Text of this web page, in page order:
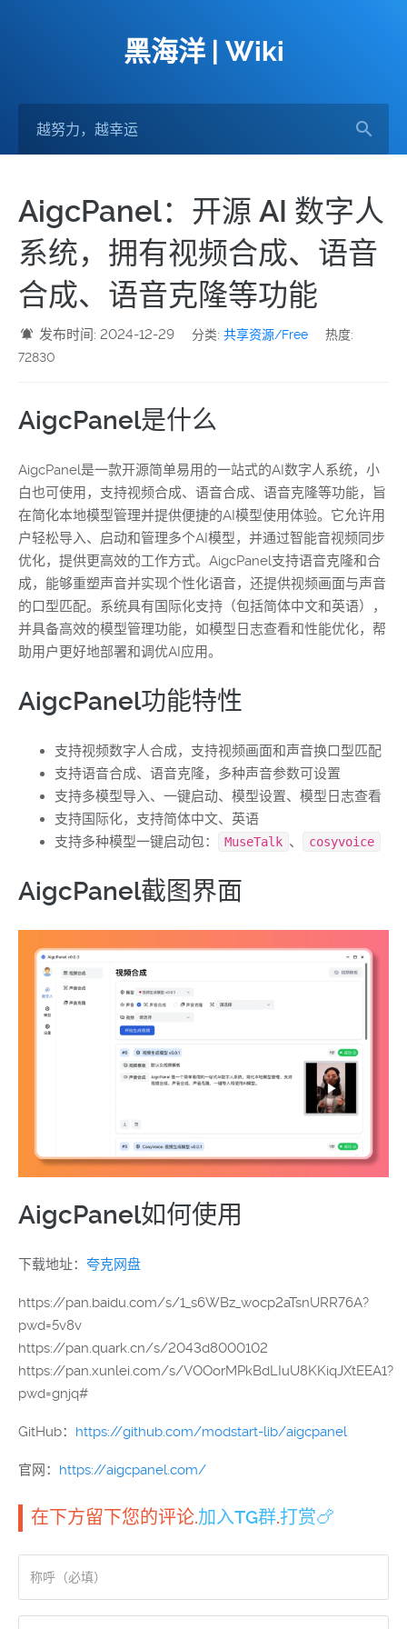
黑海洋 | Wiki
AigcPanel：开源 AI 数字人
系统，拥有视频合成、语音
合成、语音克隆等功能
发布时间: 2024-12-29 分类:共享资源/Free
热度:
72830
AigcPanel是什么
AigcPanel是一款开源简单易用的一站式的AI数字人系统，小
白也可使用，支持视频合成、语音合成、语音克隆等功能，旨
在简化本地模型管理并提供便捷的AI模型使用体验。它允许用
户轻松导入、启动和管理多个AI模型，并通过智能音视频同步
优化，提供更高效的工作方式。AigcPanel支持语音克隆和合
成，能够重塑声音并实现个性化语音，还提供视频画面与声音
的口型匹配。系统具有国际化支持（包括简体中文和英语），
并具备高效的模型管理功能，如模型日志查看和性能优化，帮
助用户更好地部署和调优AI应用。
AigcPanel功能特性
支持视频数字人合成，支持视频画面和声音换口型匹配
支持语音合成、语音克隆，多种声音参数可设置
支持多模型导入、一键启动、模型设置、模型日志查看
支持国际化，支持简体中文、英语
支持多种模型一键启动包：
MuseTalk 、 cosyvoice
AigcPanel截图界面
AigcPanel如何使用
下载地址： 夸克网盘
https://pan.baidu.com/s/1_s6WBz_wocp2aTsnURR76A?
pwd=5v8v
https://pan.quark.cn/s/2043d8000102
https://pan.xunlei.com/s/VOOorMPkBdLIuU8KKiqJXtEEA1?
pwd=gnjq#
GitHub： https://github.com/modstart-lib/aigcpanel
官网： https://aigcpanel.com/
在下方留下您的评论.加入TG群.打赏🍗